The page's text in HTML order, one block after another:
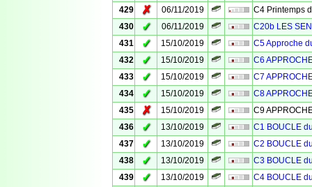
429 ✗ 06/11/2019
C4 Printemps
430
✓ 06/11/2019
C20b LES
431
✓ 15/10/2019
C5 Approche
432
✓ 15/10/2019
C6
433
✓ 15/10/2019
C7
434
✓ 15/10/2019
C8
435
✗ 15/10/2019
C9
436
✓ 13/10/2019
C1 BOUCLE
437
✓ 13/10/2019
C2 BOUCLE
438
✓ 13/10/2019
C3 BOUCLE
439
✓ 13/10/2019
C4 BOUCLE